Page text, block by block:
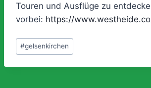
Touren und Ausflüge zu
vorbei: https://
Schlagworte:
#gelsenkirchen